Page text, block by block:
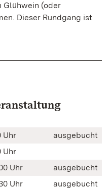
Glühwein (oder
Dieser Rundgang ist
Uhr
ausgebucht
Uhr
Uhr
ausgebucht
Uhr
ausgebucht